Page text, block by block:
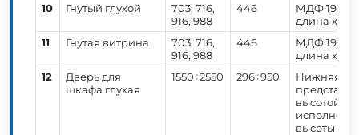
10
Гнутый глухой
703, 716,
916, 988
446
МДФ 19 мм.
длина
11
Гнутая витрина
703, 716,
916, 988
446
МДФ 19 мм.
длина
12
Дверь для
шкафа глухая
1550÷2550 296÷950
Нижняя
высотой,
высоты